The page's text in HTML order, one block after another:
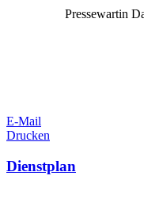
Pressewartin
E-Mail
Drucken
Dienstplan